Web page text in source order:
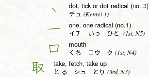
丶 dot, tick or dot radical (no. 3)
チュ (Kentei 1)
一 one, one radical (no.1)
イチ いっ ひと- (1st, N5)
口 mouth
くち コウ ク (1st, N4)
取 take, fetch, take up
と.る シュ とり (3rd, N3)